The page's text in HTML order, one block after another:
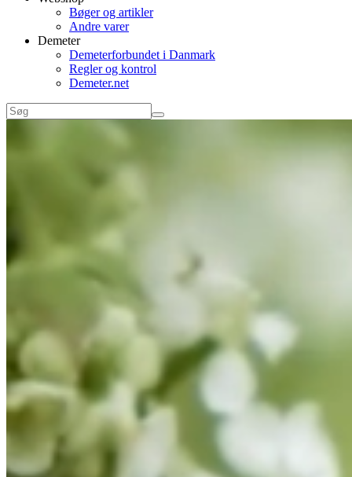
Bøger og artikler
Andre varer
Demeter
Demeterforbundet i Danmark
Regler og kontrol
Demeter.net